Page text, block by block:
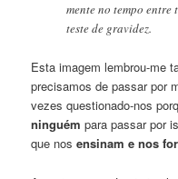
mente no tempo
teste de gravidez.
Esta imagem lembrou-me
precisamos de passar por
vezes questionado-nos
ninguém para passar por
que nosensinam e nos